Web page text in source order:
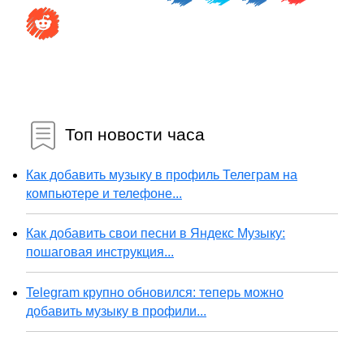
Топ новости часа
Как добавить музыку в профиль Телеграм на
компьютере и телефоне...
Как добавить свои песни в Яндекс Музыку:
пошаговая инструкция...
Telegram крупно обновился: теперь можно
добавить музыку в профили...